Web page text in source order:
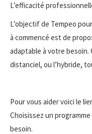
L’efficacité
L’objectif de Tempeo
à commencé est de
adaptable à votre
distanciel, ou l’hybride,
Pour vous aider voici le
Choisissez un
besoin.